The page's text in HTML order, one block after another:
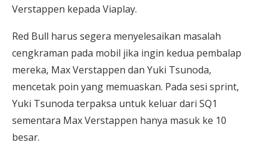
Verstappen kepada Viaplay.
Red Bull harus segera menyelesaikan masalah
cengkraman pada mobil jika ingin kedua pembalap
mereka, Max Verstappen dan Yuki Tsunoda,
mencetak poin yang memuaskan. Pada sesi sprint,
Yuki Tsunoda terpaksa untuk keluar dari SQ1
sementara Max Verstappen hanya masuk ke 10
besar.